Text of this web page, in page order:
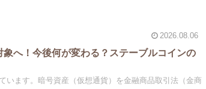
2026.08.06
へ！今後何が変わる？ステーブルコインの
います。暗号資産（仮想通貨）を金融商品取引法（金商